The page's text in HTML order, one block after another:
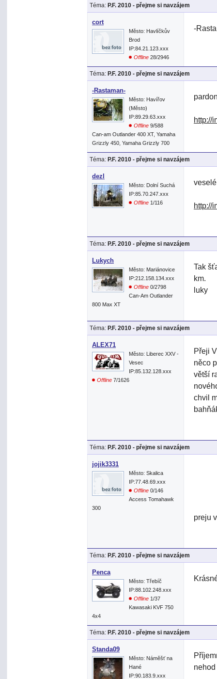
Téma: P.F. 2010 - přejme si navzájem
cort
Město: Havlíčkův
Brod
IP:84.21.123.xxx
Offline 28/2946
-
Téma: P.F. 2010 - přejme si navzájem
-Rastaman-
Město: Havířov
(Město)
IP:89.29.63.xxx
Offline 9/588
Can-am Outlander 400 XT, Yamaha
Grizzly 450, Yamaha Grizzly 700
http://
Téma: P.F. 2010 - přejme si navzájem
dezl
Město: Dolní Suchá
IP:85.70.247.xxx
Offline 1/116 http://
Téma: P.F. 2010 - přejme si navzájem
Lukych
Město: Mariánovice
IP:212.158.134.xxx
Offline 0/2798
Can-Am Outlander
800 Max XT
Tak
km.
luky
Téma: P.F. 2010 - přejme si navzájem
ALEX71
Město: Liberec XXV -
Vesec
IP:85.132.128.xxx
Offline 7/1626
Přeji
něco
větší
chvil
Téma: P.F. 2010 - přejme si navzájem
jojik3331
Město: Skalica
IP:77.48.69.xxx
Offline 0/146
Access Tomahawk
300
preju
Téma: P.F. 2010 - přejme si navzájem
Penca
Město: Třebíč
IP:88.102.248.xxx
Offline 1/37
Kawasaki KVF 750
4x4
Téma: P.F. 2010 - přejme si navzájem
Standa09
Město: Náměšť na
Hané
IP:90.183.9.xxx